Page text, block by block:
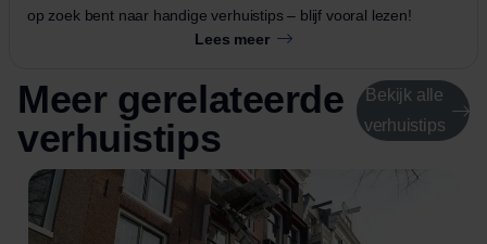
op zoek bent naar handige verhuistips – blijf vooral lezen!
Lees meer
Meer gerelateerde
verhuistips
Bekijk alle
verhuistips